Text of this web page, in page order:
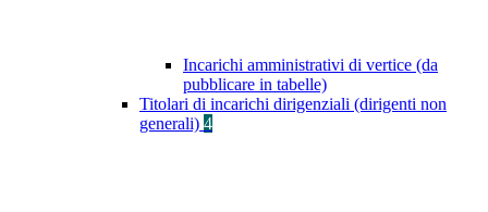
Incarichi amministrativi di vertice (da
pubblicare in tabelle)
Titolari di incarichi dirigenziali (dirigenti non
generali) 4